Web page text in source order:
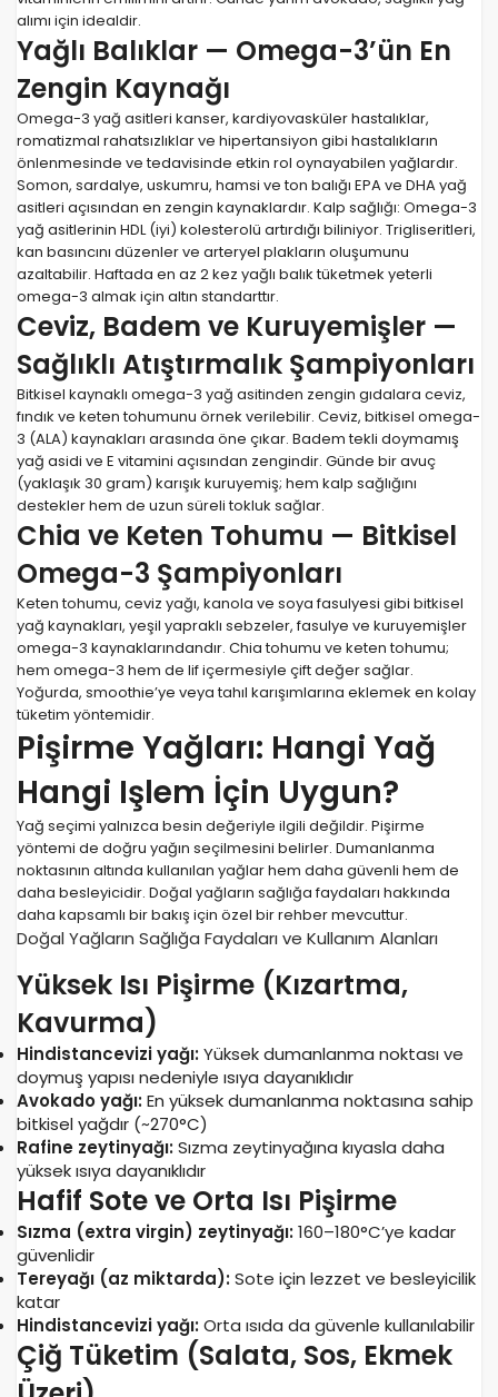
alımı için idealdir.
Yağlı Balıklar — Omega-3’ün En
Zengin Kaynağı
Omega-3 yağ asitleri kanser, kardiyovasküler hastalıklar,
romatizmal rahatsızlıklar ve hipertansiyon gibi hastalıkların
önlenmesinde ve tedavisinde etkin rol oynayabilen yağlardır.
Somon, sardalye, uskumru, hamsi ve ton balığı EPA ve DHA yağ
asitleri açısından en zengin kaynaklardır. Kalp sağlığı: Omega-3
yağ asitlerinin HDL (iyi) kolesterolü artırdığı biliniyor. Trigliseritleri,
kan basıncını düzenler ve arteryel plakların oluşumunu
azaltabilir. Haftada en az 2 kez yağlı balık tüketmek yeterli
omega-3 almak için altın standarttır.
Ceviz, Badem ve Kuruyemişler —
Sağlıklı Atıştırmalık Şampiyonları
Bitkisel kaynaklı omega-3 yağ asitinden zengin gıdalara ceviz,
fındık ve keten tohumunu örnek verilebilir. Ceviz, bitkisel omega-
3 (ALA) kaynakları arasında öne çıkar. Badem tekli doymamış
yağ asidi ve E vitamini açısından zengindir. Günde bir avuç
(yaklaşık 30 gram) karışık kuruyemiş; hem kalp sağlığını
destekler hem de uzun süreli tokluk sağlar.
Chia ve Keten Tohumu — Bitkisel
Omega-3 Şampiyonları
Keten tohumu, ceviz yağı, kanola ve soya fasulyesi gibi bitkisel
yağ kaynakları, yeşil yapraklı sebzeler, fasulye ve kuruyemişler
omega-3 kaynaklarındandır. Chia tohumu ve keten tohumu;
hem omega-3 hem de lif içermesiyle çift değer sağlar.
Yoğurda, smoothie’ye veya tahıl karışımlarına eklemek en kolay
tüketim yöntemidir.
Pişirme Yağları: Hangi Yağ
Hangi Işlem İçin Uygun?
Yağ seçimi yalnızca besin değeriyle ilgili değildir. Pişirme
yöntemi de doğru yağın seçilmesini belirler. Dumanlanma
noktasının altında kullanılan yağlar hem daha güvenli hem de
daha besleyicidir. Doğal yağların sağlığa faydaları hakkında
daha kapsamlı bir bakış için özel bir rehber mevcuttur.
Doğal Yağların Sağlığa Faydaları ve Kullanım Alanları
Yüksek Isı Pişirme (Kızartma,
Kavurma)
Hindistancevizi yağı:Yüksek dumanlanma noktası ve
doymuş yapısı nedeniyle ısıya dayanıklıdır
Avokado yağı:En yüksek dumanlanma noktasına sahip
bitkisel yağdır (~270°C)
Rafine zeytinyağı:Sızma zeytinyağına kıyasla daha
yüksek ısıya dayanıklıdır
Hafif Sote ve Orta Isı Pişirme
Sızma (extra virgin) zeytinyağı:160–180°C’ye kadar
güvenlidir
Tereyağı (az miktarda):Sote için lezzet ve besleyicilik
katar
Hindistancevizi yağı:Orta ısıda da güvenle kullanılabilir
Çiğ Tüketim (Salata, Sos, Ekmek